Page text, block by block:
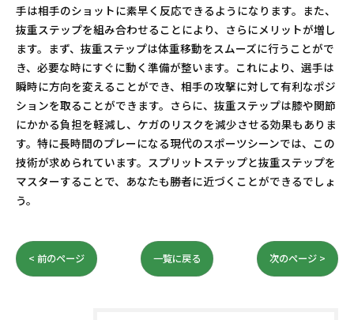
手は相手のショットに素早く反応できるようになります。また、
抜重ステップを組み合わせることにより、さらにメリットが増し
ます。まず、抜重ステップは体重移動をスムーズに行うことがで
き、必要な時にすぐに動く準備が整います。これにより、選手は
瞬時に方向を変えることができ、相手の攻撃に対して有利なポジ
ションを取ることができます。さらに、抜重ステップは膝や関節
にかかる負担を軽減し、ケガのリスクを減少させる効果もありま
す。特に長時間のプレーになる現代のスポーツシーンでは、この
技術が求められています。スプリットステップと抜重ステップを
マスターすることで、あなたも勝者に近づくことができるでしょ
う。
< 前のページ 一覧に戻る 次のページ >